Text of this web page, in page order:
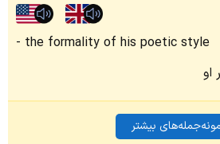
the formality of his poetic style
بیشتر